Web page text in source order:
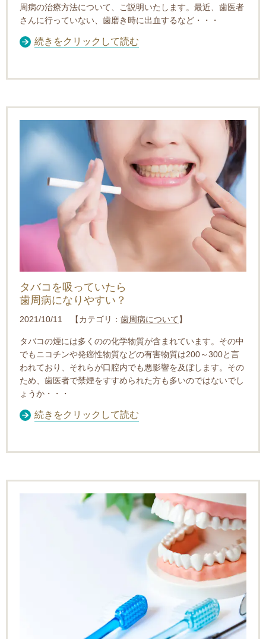
周病の治療方法について、ご説明いたします。最近、歯医者
さんに行っていない、歯磨き時に出血するなど・・・
続きをクリックして読む
タバコを吸っていたら
歯周病になりやすい？
2021/10/11 【カテゴリ： 歯周病について 】
タバコの煙には多くのの化学物質が含まれています。その中
でもニコチンや発癌性物質などの有害物質は200～300と言
われており、それらが口腔内でも悪影響を及ぼします。その
ため、歯医者で禁煙をすすめられた方も多いのではないでし
ょうか・・・
続きをクリックして読む